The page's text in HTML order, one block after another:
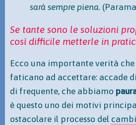
sarà sempre piena.
Se tante sono le soluzioni
così difficile metterle in
Ecco una importante verità che
faticano ad accettare: accade
di frequente, che abbiamo
è questo uno dei motivi
ostacolare il processo del